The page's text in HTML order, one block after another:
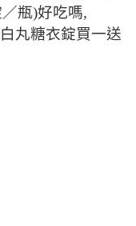
瓶)好吃嗎,
丸糖衣錠買一送